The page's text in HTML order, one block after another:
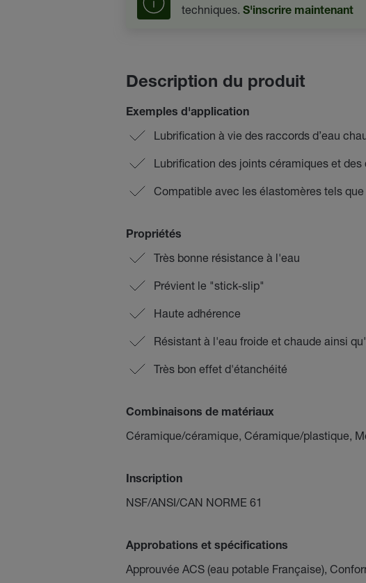
techniques. S'inscrire maintenant
Description du produit
Exemples d'application
Lubrification à vie des raccords d’eau
Lubrification des joints céramiques et des
Compatible avec les élastomères tels que
Propriétés
Très bonne résistance à l'eau
Prévient le "stick-slip"
Haute adhérence
Résistant à l'eau froide et chaude ainsi
Très bon effet d'étanchéité
Combinaisons de matériaux
Céramique/céramique, Céramique/plastique,
Inscription
NSF/ANSI/CAN NORME 61
Approbations et spécifications
Approuvée ACS (eau potable Française),